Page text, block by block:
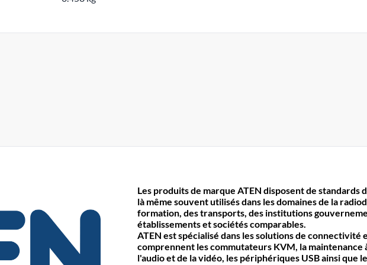
Les produits de marque ATEN disposent de standards
là même souvent utilisés dans les domaines de la
formation, des transports, des institutions
établissements et sociétés comparables.
ATEN est spécialisé dans les solutions de connectivité
comprennent les commutateurs KVM, la maintenance
l'audio et de la vidéo, les périphériques USB ainsi que